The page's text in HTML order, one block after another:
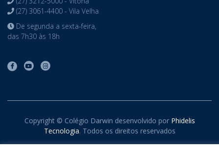
(27) 3061-4400 - Vila Velha
De segunda a sexta-feira,
das 7h30 às 18h
Copyright © Colégio Darwin desenvolvido por Phidelis
Tecnologia. Todos os direitos reservados